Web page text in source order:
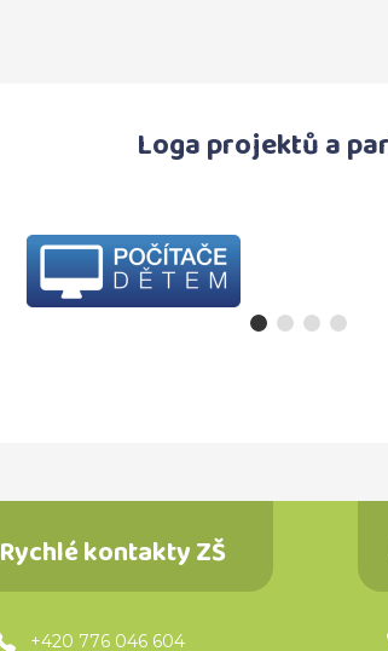
Loga projektů a
Rychlé kontakty ZŠ
+420 776 046 604